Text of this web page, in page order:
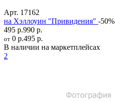
Арт. 17162
на Хэллоуин "Привидения" -50%
495 р.990 р.
от 0 р.495 р.
В наличии на маркетплейсах
2